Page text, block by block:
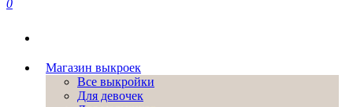
0
Магазин выкроек
Все выкройки
Для девочек